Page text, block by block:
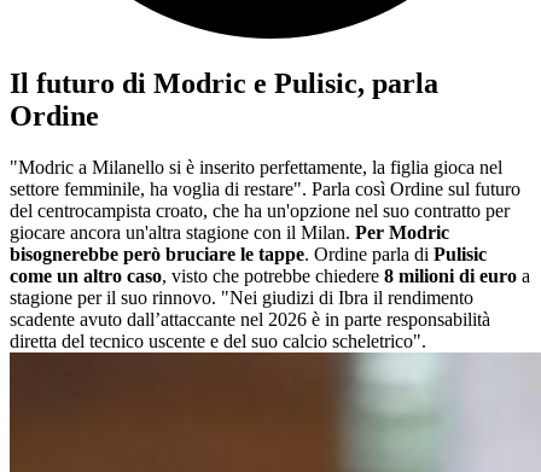
Il futuro di Modric e Pulisic, parla
Ordine
"Modric a Milanello si è inserito perfettamente, la figlia gioca nel
settore femminile, ha voglia di restare". Parla così Ordine sul futuro
del centrocampista croato, che ha un'opzione nel suo contratto per
giocare ancora un'altra stagione con il Milan. Per Modric
bisognerebbe però bruciare le tappe. Ordine parla di Pulisic
come un altro caso, visto che potrebbe chiedere 8 milioni di euro a
stagione per il suo rinnovo. "Nei giudizi di Ibra il rendimento
scadente avuto dall’attaccante nel 2026 è in parte responsabilità
diretta del tecnico uscente e del suo calcio scheletrico".